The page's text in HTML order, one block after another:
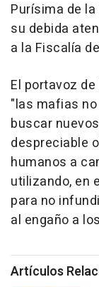
Purísima de
su debida
a la Fiscalía
El portavoz
"las mafias
buscar
despreciable
humanos a
utilizando, en
para no
al engaño a
Artículos